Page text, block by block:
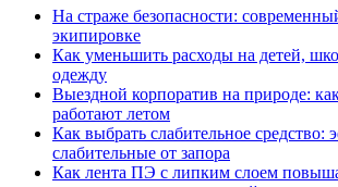
На страже безопасности:
экипировке
Как уменьшить расходы на детей,
одежду
Выездной корпоратив на природе:
работают летом
Как выбрать слабительное средство:
слабительные от запора
Как лента ПЭ с липким слоем